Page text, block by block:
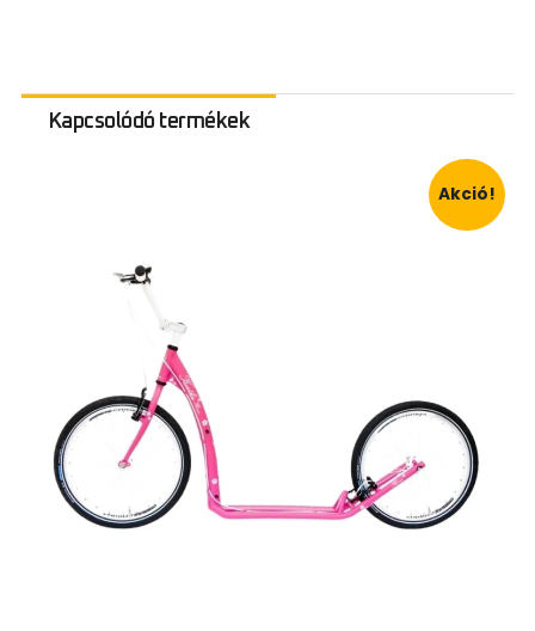
Kapcsolódó termékek
Akció!
Idei újdonság
Síszerviz mellett 2025 decemberétől Salomon
síkölcsönzési lehetőség a CSP Sportboltban :)
Ne maradj le!